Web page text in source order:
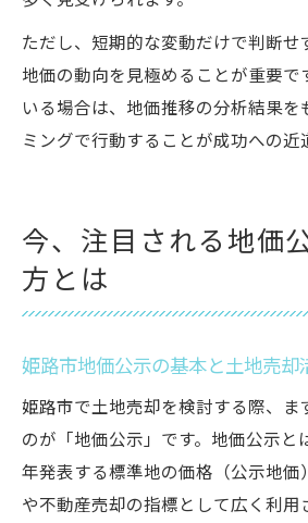
ただし、短期的な変動だけで判断せ
地価の動向を見極めることが重要で
いる場合は、地価推移の分析結果を
ミングで行動することが成功への近
今、注目される地価
方とは
姫路市地価公示の基本と土地売却
姫路市で土地売却を検討する際、ま
のが「地価公示」です。地価公示と
年発表する標準地の価格（公示地価
や不動産売却の指標として広く利用